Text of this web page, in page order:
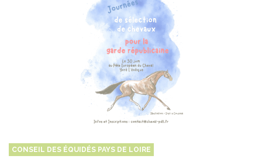
CONSEIL DES ÉQUIDÉS PAYS DE LOIRE